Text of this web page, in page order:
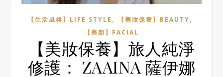
【生活風格】LIFE STYLE , 【美妝保養】BEAUTY,
【美顏】FACIAL
【美妝保養】旅人純淨
修護： ZAAINA 薩伊娜